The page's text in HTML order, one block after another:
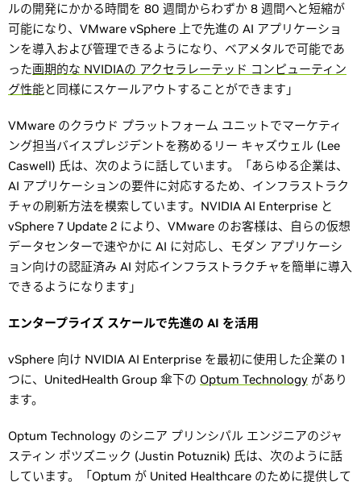
ルの開発にかかる時間を 80 週間からわずか 8 週間へと短縮が
可能になり、VMware vSphere 上で先進の AI アプリケーショ
ンを導入および管理できるようになり、ベアメタルで可能であ
った画期的な NVIDIAの アクセラレーテッド コンピューティン
グ性能と同様にスケールアウトすることができます」
VMware のクラウド プラットフォーム ユニットでマーケティ
ング担当バイスプレジデントを務めるリー キャズウェル (Lee
Caswell) 氏は、次のように話しています。「あらゆる企業は、
AI アプリケーションの要件に対応するため、インフラストラク
チャの刷新方法を模索しています。NVIDIA AI Enterprise と
vSphere 7 Update 2 により、VMware のお客様は、自らの仮想
データセンターで速やかに AI に対応し、モダン アプリケーシ
ョン向けの認証済み AI 対応インフラストラクチャを簡単に導入
できるようになります」
エンタープライズ スケールで先進の AI を活用
vSphere 向け NVIDIA AI Enterprise を最初に使用した企業の 1
つに、UnitedHealth Group 傘下の Optum Technology があり
ます。
Optum Technology のシニア プリンシパル エンジニアのジャ
スティン ポツズニック (Justin Potuznik) 氏は、次のように話
しています。「Optum が United Healthcare のために提供して